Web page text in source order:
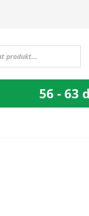
56 - 63